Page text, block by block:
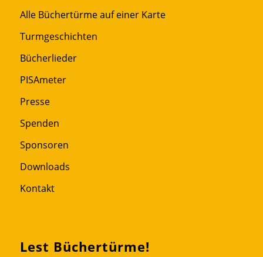
Alle Büchertürme auf einer Karte
Turmgeschichten
Bücherlieder
PISAmeter
Presse
Spenden
Sponsoren
Downloads
Kontakt
Lest Büchertürme!